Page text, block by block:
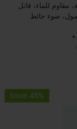
للماء، قاتل
Save 45%